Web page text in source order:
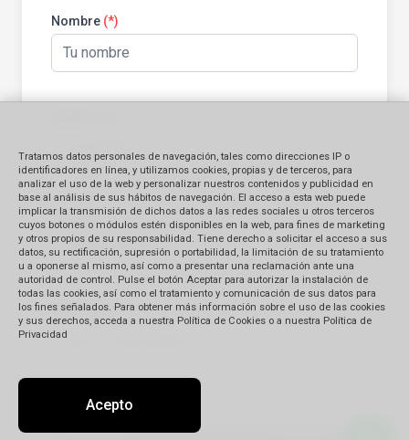
Nombre (*)
E-mail(*)
Teléfono (*)
Tratamos datos personales de navegación, tales como direcciones IP o
identificadores en línea, y utilizamos cookies, propias y de terceros, para
analizar el uso de la web y personalizar nuestros contenidos y publicidad en
base al análisis de sus hábitos de navegación. El acceso a esta web puede
implicar la transmisión de dichos datos a las redes sociales u otros terceros
cuyos botones o módulos estén disponibles en la web, para fines de marketing
y otros propios de su responsabilidad. Tiene derecho a solicitar el acceso a sus
datos, su rectificación, supresión o portabilidad, la limitación de su tratamiento
u a oponerse al mismo, así como a presentar una reclamación ante una
autoridad de control. Pulse el botón Aceptar para autorizar la instalación de
todas las cookies, así como el tratamiento y comunicación de sus datos para
los fines señalados. Para obtener más información sobre el uso de las cookies
y sus derechos, acceda a nuestra Política de Cookies o a nuestra Política de
Privacidad
Acepto